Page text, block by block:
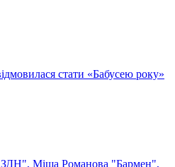
стати «Бабусею року»
Міша Романова "Бармен",